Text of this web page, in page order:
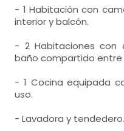
- 1 Habitación con
interior y balcón.
- 2 Habitaciones con
baño compartido entre
- 1 Cocina equipada
uso.
- Lavadora y tendedero.